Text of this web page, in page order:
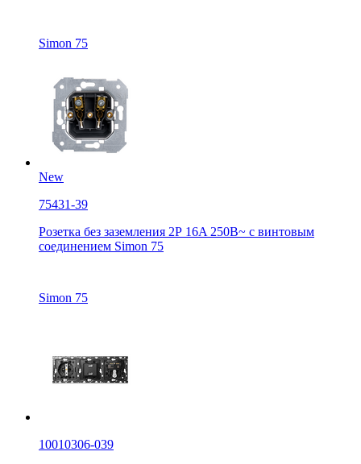
Simon 75
New
75431-39
Розетка без заземления 2Р 16A 250В~ с винтовым
соединением Simon 75
Simon 75
10010306-039